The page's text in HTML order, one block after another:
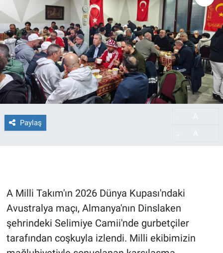
Paylaş
A Milli Takım'ın 2026 Dünya Kupası'ndaki
Avustralya maçı, Almanya'nın Dinslaken
şehrindeki Selimiye Camii'nde gurbetçiler
tarafından coşkuyla izlendi. Milli ekibimizin